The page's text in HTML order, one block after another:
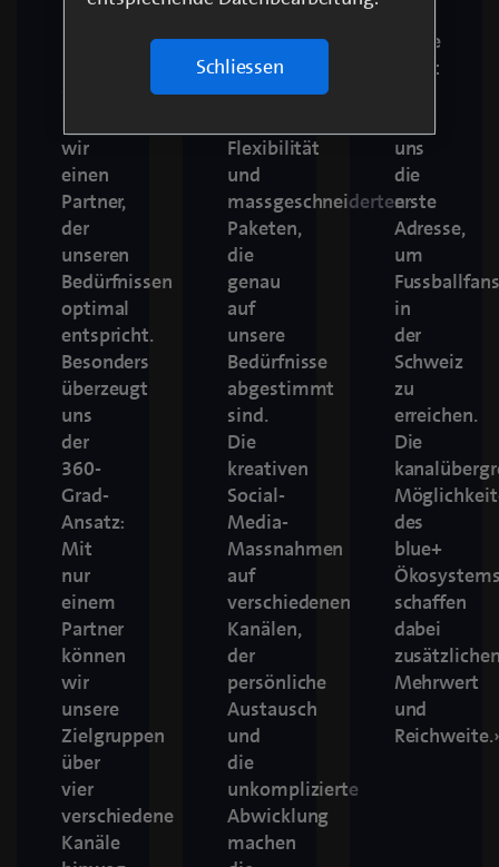
wir
einen
Partner,
der
unseren
Bedürfnissen
optimal
entspricht.
Besonders
überzeugt
uns
der
360-
Grad-
Ansatz:
Mit
nur
einem
Partner
können
wir
unsere
Zielgruppen
über
vier
verschiedene
Kanäle
«blue
Sport
überzeugt
Flexibilität
und
massgeschneiderten
Paketen,
die
genau
auf
unsere
Bedürfnisse
abgestimmt
sind.
Die
kreativen
Social-
Media-
Massnahmen
auf
verschiedenen
Kanälen,
der
persönliche
Austausch
und
die
unkomplizierte
Abwicklung
machen
«blue
Sport
uns
die
erste
Adresse,
um
Fussballfans
in
der
Schweiz
zu
erreichen.
Die
des
blue+
schaffen
dabei
Mehrwert
und
Schliessen